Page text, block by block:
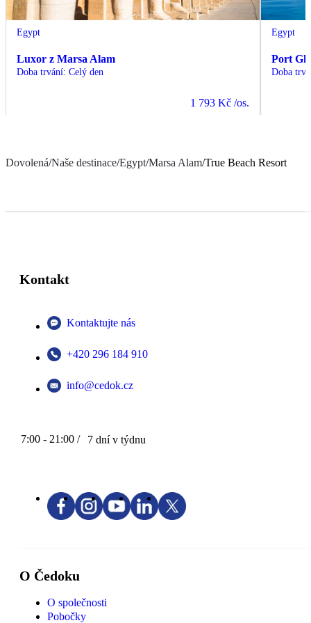
Egypt
Luxor z Marsa Alam
Doba trvání: Celý den
1 793 Kč /os.
Egypt
Port
Doba
Dovolená/Naše destinace/Egypt/Marsa Alam/True Beach Resort
Kontakt
Kontaktujte nás
+420 296 184 910
info@cedok.cz
7:00 - 21:00 / 7 dní v týdnu
O Čedoku
O společnosti
Pobočky